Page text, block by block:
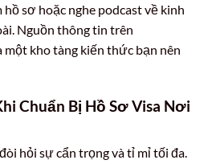
sơ hoặc nghe podcast về kinh
Nguồn thông tin trên
một kho tàng kiến thức bạn nên
Chuẩn Bị Hồ Sơ Visa Nơi
hỏi sự cẩn trọng và tỉ mỉ tối đa.